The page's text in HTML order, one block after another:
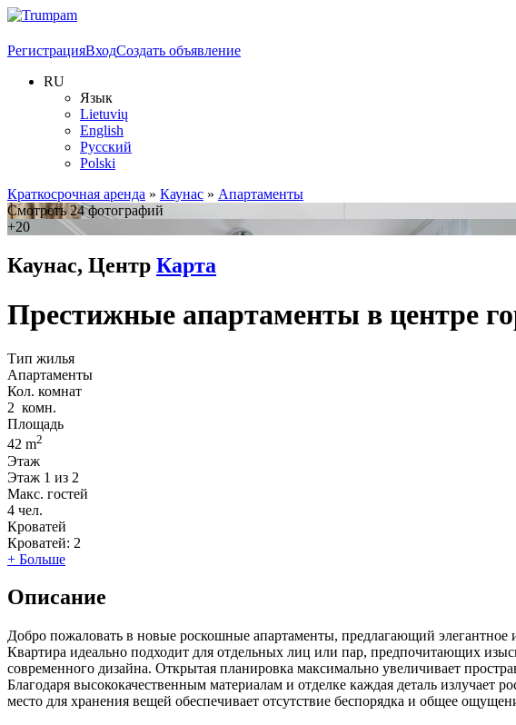
РегистрацияВходСоздать объявление
RU
Язык
Lietuvių
English
Русский
Polski
Краткосрочная аренда » Каунас » Апартаменты
Смотреть 24 фотографий
+20
Каунас, Центр Карта
Престижные апартаменты в центре
Тип жилья
Апартаменты
Кол. комнат
2 комн.
Площадь
42 m2
Этаж
Этаж 1 из 2
Макс. гостей
4 чел.
Кроватей
Кроватей: 2
+ Больше
Описание
Добро пожаловать в новые роскошные апартаменты, предлагающий элегантное
Квартира идеально подходит для отдельных лиц или пар, предпочитающих
современного дизайна. Открытая планировка максимально увеличивает
Благодаря высококачественным материалам и отделке каждая деталь
место для хранения вещей обеспечивает отсутствие беспорядка и общее